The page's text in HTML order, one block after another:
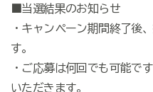
■当選結果のお知らせ
・キャンペーン期間終了後
す。
・ご応募は何回でも可能で
いただきます。